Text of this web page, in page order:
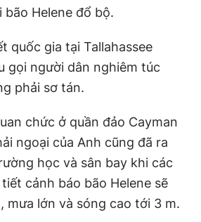
Helene đổ bộ.
quốc gia tại Tallahassee
gọi người dân nghiêm túc
phải sơ tán.
chức ở quần đảo Cayman
ngoại của Anh cũng đã ra
học và sân bay khi các
cảnh báo bão Helene sẽ
mưa lớn và sóng cao tới 3 m.